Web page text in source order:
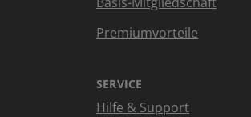
Premiumvorteile
SERVICE
Hilfe & Support